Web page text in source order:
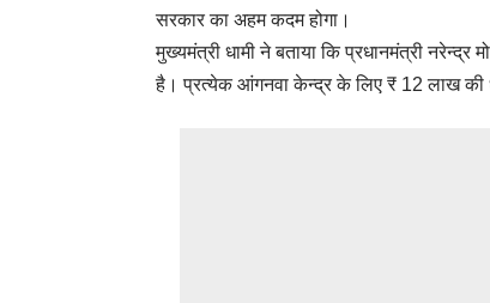
सरकार का अहम कदम होगा।
मुख्यमंत्री धामी ने बताया कि प्रधानमंत्री नरेन्द्र
है। प्रत्येक आंगनवा केन्द्र के लिए ₹ 12 लाख की